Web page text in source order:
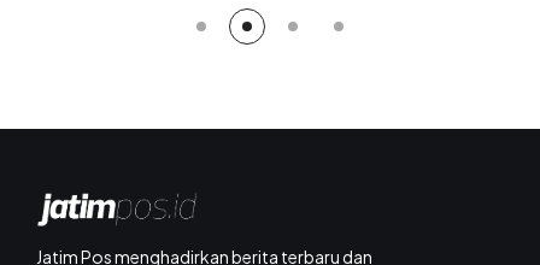
Jatim Pos menghadirkan berita terbaru dan